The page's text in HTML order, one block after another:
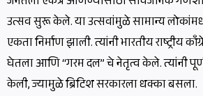
उत्सव सुरू केले. या उत्सवांमुळे सामान्य
एकता निर्माण झाली. त्यांनी भारतीय राष्ट्रीय
घेतला आणि “गरम दल” चे नेतृत्व केले. त्यांनी
केली, ज्यामुळे ब्रिटिश सरकारला धक्का बसला.